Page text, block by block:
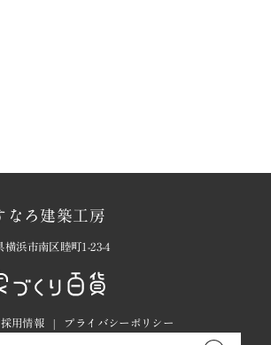
なろ建築工房
横浜市南区睦町1-23-4
採用情報 プライバシーポリシー